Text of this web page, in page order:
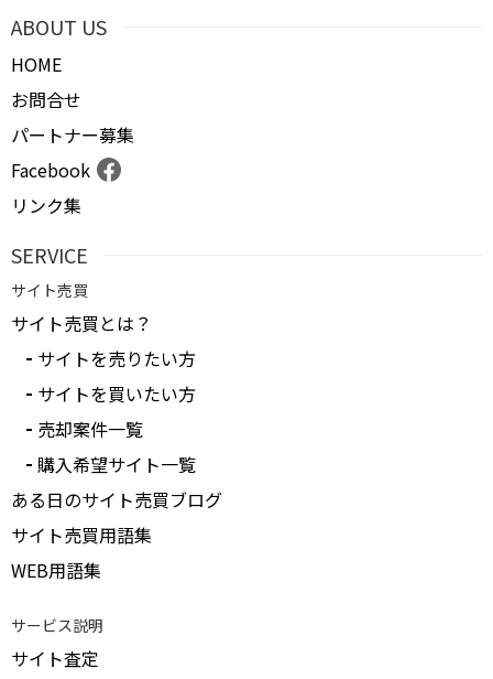
ABOUT US
HOME
お問合せ
パートナー募集
Facebook
リンク集
SERVICE
サイト売買
サイト売買とは？
サイトを売りたい方
サイトを買いたい方
売却案件一覧
購入希望サイト一覧
ある日のサイト売買ブログ
サイト売買用語集
WEB用語集
サービス説明
サイト査定